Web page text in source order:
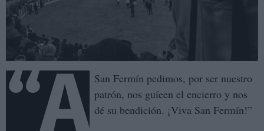
“A San Fermín pedimos, por ser nuestro
patrón, nos guíeen el encierro y nos
dé su bendición. ¡Viva San Fermín!”